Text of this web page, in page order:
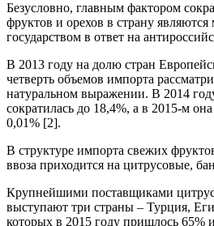
Безусловно, главным фактором
фруктов и орехов в страну
государством в ответ на
В 2013 году на долю стран
четверть объемов импорта
натуральном выражении. В 2014
сократилась до 18,4%, а в 2015-м
0,01% [2].
В структуре импорта свежих
ввоза приходится на цитрусовые,
Крупнейшими поставщиками
выступают три страны – Турция,
которых в 2015 году пришлось 65%